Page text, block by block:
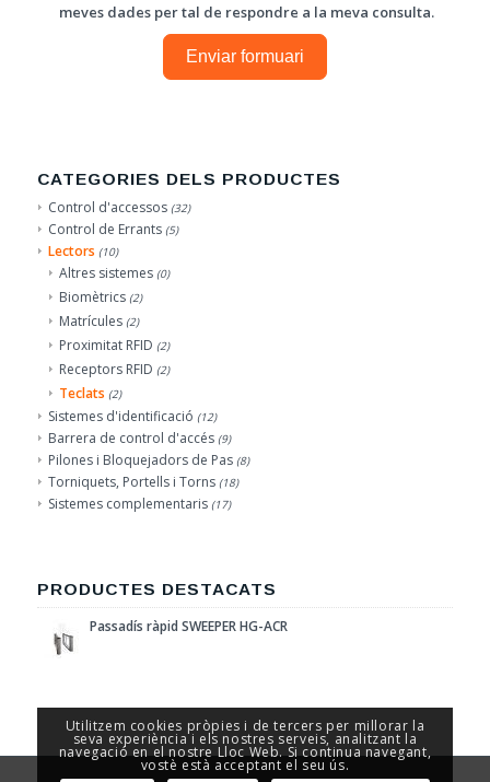
meves dades per tal de respondre a la meva consulta.
Enviar formuari
CATEGORIES DELS PRODUCTES
Control d'accessos (32)
Control de Errants (5)
Lectors (10)
Altres sistemes (0)
Biomètrics (2)
Matrícules (2)
Proximitat RFID (2)
Receptors RFID (2)
Teclats (2)
Sistemes d'identificació (12)
Barrera de control d'accés (9)
Pilones i Bloquejadors de Pas (8)
Torniquets, Portells i Torns (18)
Sistemes complementaris (17)
PRODUCTES DESTACATS
Passadís ràpid SWEEPER HG-ACR
Utilitzem cookies pròpies i de tercers per millorar la
seva experiència i els nostres serveis, analitzant la
navegació en el nostre Lloc Web. Si continua navegant,
vostè està acceptant el seu ús.